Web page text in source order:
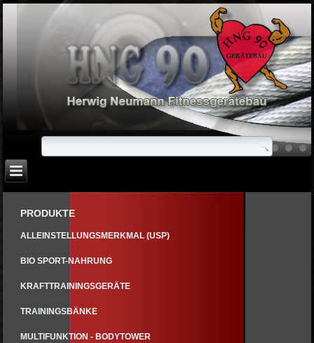
PRODUKTE
ALLEINSTELLUNGSMERKMAL (USP)
BIO SPORT-NAHRUNG
KRAFTTRAININGSGERÄTE
TRAININGSBÄNKE
MULTIFUNKTION - BODYTOWER